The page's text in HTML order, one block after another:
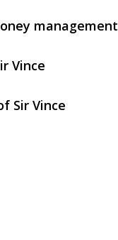
management
Vince
Sir Vince